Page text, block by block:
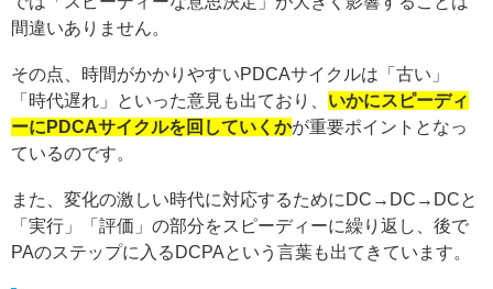
間違いありません。
その点、時間がかかりやすいPDCAサイクルは「古い」
「時代遅れ」といった意見も出ており、 いかにスピーディ
ーにPDCAサイクルを回していくかが重要ポイントとなっ
ているのです。
また、変化の激しい時代に対応するためにDC→DC→DCと
「実行」「評価」の部分をスピーディーに繰り返し、後で
PAのステップに入るDCPAという言葉も出てきています。